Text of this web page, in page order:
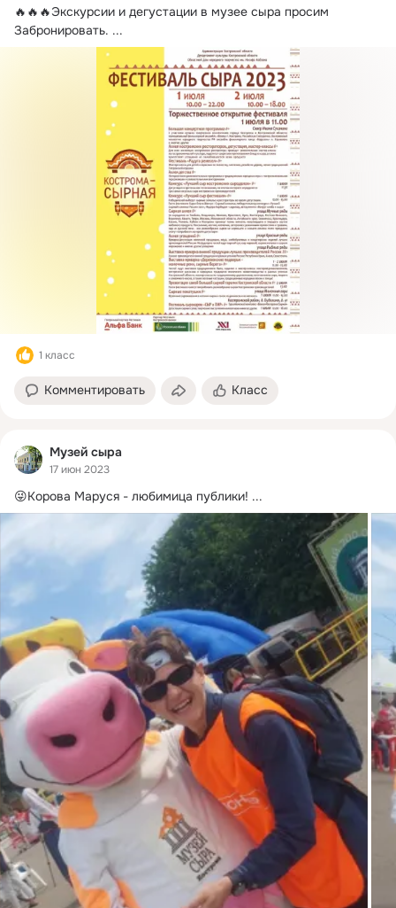
🔥🔥🔥Экскурсии и дегустации в музее сыра просим
Забронировать. ...
1 класс
Комментировать Класс
Музей сыра
17 июн 2023
😜Корова Маруся - любимица публики! ...